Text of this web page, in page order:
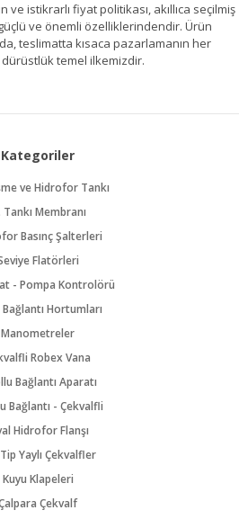
ve istikrarlı fiyat politikası, akıllıca seçilmiş
ve önemli özelliklerindendir. Ürün
teslimatta kısaca pazarlamanın her
dürüstlük temel ilkemizdir.
Kategoriler
ve Hidrofor Tankı
Tankı Membranı
Basınç Şalterleri
Flatörleri
- Pompa Kontrolörü
Hortumları
Manometreler
Robex Vana
Bağlantı Aparatı
Bağlantı - Çekvalfli
Hidrofor Flanşı
Yaylı Çekvalfler
Kuyu Klapeleri
Çekvalf